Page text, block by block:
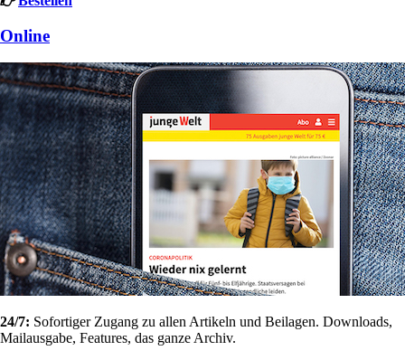
Online
24/7: Sofortiger Zugang zu allen Artikeln und Beilagen. Downloads,
Mailausgabe, Features, das ganze Archiv.